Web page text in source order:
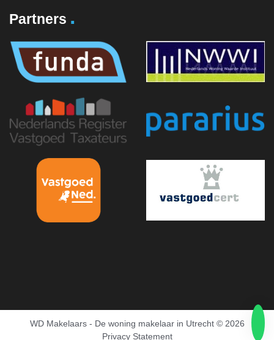
Partners .
WD Makelaars - De woning makelaar in Utrecht© 2026
Privacy Statement